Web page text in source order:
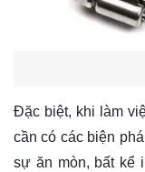
Đặc biệt, khi làm
cần có các biện
sự ăn mòn, bất kể